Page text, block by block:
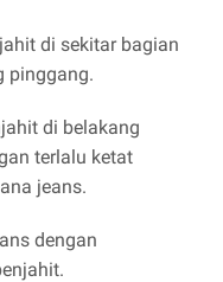
di sekitar bagian
pinggang.
di belakang
terlalu ketat
jeans.
dengan